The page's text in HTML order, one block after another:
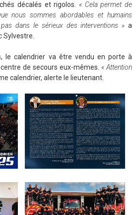
décalés et rigolos. « Cela permet de
nous sommes abordables et humains
dans le sérieux des interventions » a
Sylvestre.
le calendrier va être vendu en porte à
de secours eux-mêmes. « Attention
calendrier, alerte le lieutenant.